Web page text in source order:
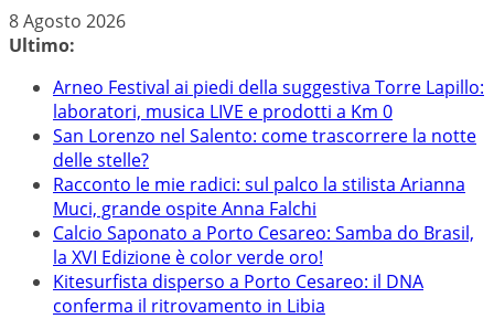
Salta
al
8 Agosto 2026
Ultimo:
Arneo Festival ai piedi della suggestiva Torre Lapillo:
laboratori, musica LIVE e prodotti a Km 0
San Lorenzo nel Salento: come trascorrere la notte
delle stelle?
Racconto le mie radici: sul palco la stilista Arianna
Muci, grande ospite Anna Falchi
Calcio Saponato a Porto Cesareo: Samba do Brasil,
la XVI Edizione è color verde oro!
Kitesurfista disperso a Porto Cesareo: il DNA
conferma il ritrovamento in Libia